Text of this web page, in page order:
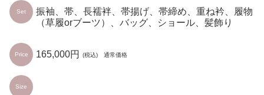
Set
振袖、帯、長襦袢、帯揚げ、帯締め、重ね衿、履物
（草履orブーツ）、バッグ、ショール、髪飾り
Price 165,000円 (税込) 通常価格
Size